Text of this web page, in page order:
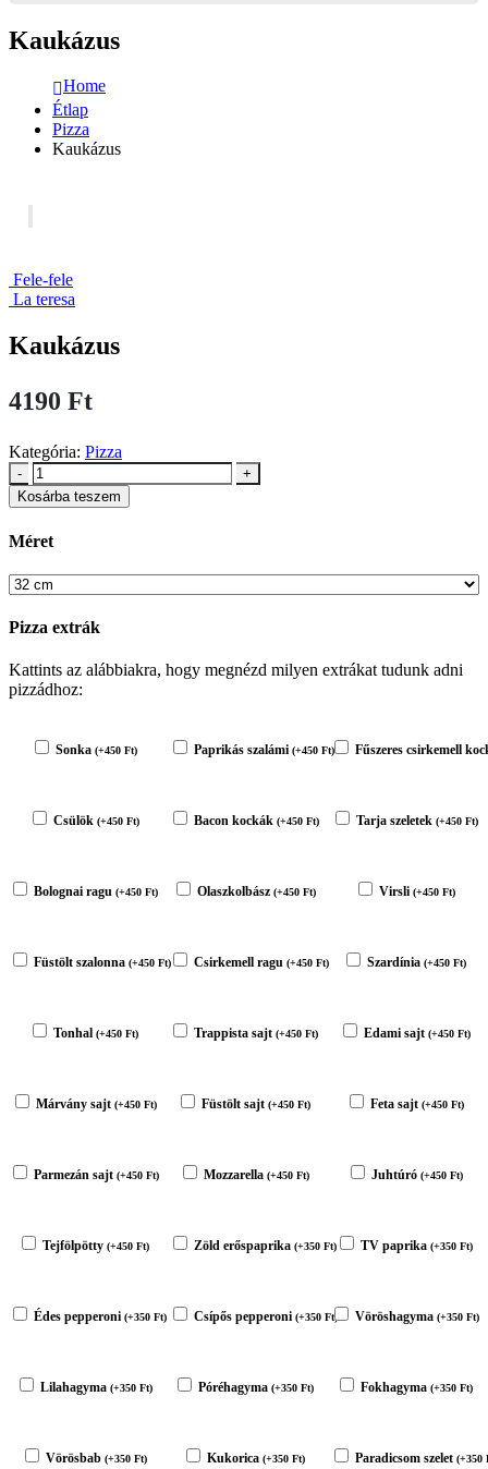
Kaukázus
Home
Étlap
Pizza
Kaukázus
Fele-fele
La teresa
Kaukázus
4190 Ft
Kategória: Pizza
-
+
Kosárba teszem
Méret
Pizza extrák
Kattints az alábbiakra, hogy megnézd milyen extrákat tudunk adni
pizzádhoz:
Sonka (+450 Ft) Paprikás szalámi(+450Ft) Fűszeres csirkemell
Csülök (+450 Ft) Bacon kockák(+450Ft) Tarja szeletek (+450 Ft)
Bolognai ragu(+450Ft) Olaszkolbász (+450 Ft) Virsli (+450 Ft)
Füstölt szalonna (+450 Ft) Csirkemell ragu(+450Ft) Szardínia(+450Ft)
Tonhal(+450Ft) Trappista sajt(+450Ft) Edami sajt (+450 Ft)
Márvány sajt (+450 Ft) Füstölt sajt(+450Ft) Feta sajt (+450 Ft)
Parmezán sajt (+450 Ft) Mozzarella (+450 Ft) Juhtúró (+450 Ft)
Tejfölpötty(+450Ft) Zöld erőspaprika(+350Ft) TV paprika(+350Ft)
Édes pepperoni (+350 Ft) Csípős pepperoni(+350Ft) Vöröshagyma (+350 Ft)
Lilahagyma (+350 Ft) Póréhagyma(+350Ft) Fokhagyma(+350Ft)
Vörösbab (+350 Ft) Kukorica(+350Ft) Paradicsom szelet (+350